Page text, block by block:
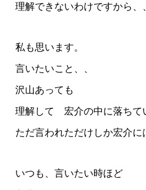
理解できないわけですから、
私も思います。
言いたいこと、、
沢山あっても
理解して 宏介の中に落ちて
ただ言われただけしか宏介に
いつも、言いたい時ほど